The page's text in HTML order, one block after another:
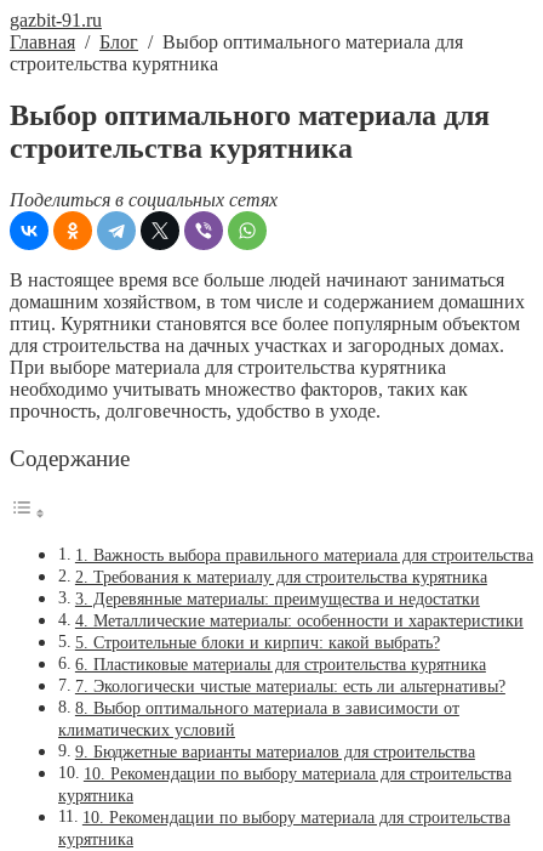
gazbit-91.ru
Главная / Блог / Выбор оптимального материала для
строительства курятника
Выбор оптимального материала для
строительства курятника
Поделиться в социальных сетях
В настоящее время все больше людей начинают заниматься
домашним хозяйством, в том числе и содержанием домашних
птиц. Курятники становятся все более популярным объектом
для строительства на дачных участках и загородных домах.
При выборе материала для строительства курятника
необходимо учитывать множество факторов, таких как
прочность, долговечность, удобство в уходе.
Содержание
1. Важность выбора правильного материала для строительства
2. Требования к материалу для строительства курятника
3. Деревянные материалы: преимущества и недостатки
4. Металлические материалы: особенности и характеристики
5. Строительные блоки и кирпич: какой выбрать?
6. Пластиковые материалы для строительства курятника
7. Экологически чистые материалы: есть ли альтернативы?
8. Выбор оптимального материала в зависимости от
климатических условий
9. Бюджетные варианты материалов для строительства
10. Рекомендации по выбору материала для строительства
курятника
10. Рекомендации по выбору материала для строительства
курятника